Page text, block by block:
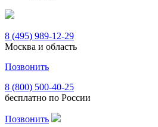
8 (495) 989-12-29
Москва и область
Позвонить
8 (800) 500-40-25
бесплатно по России
Позвонить